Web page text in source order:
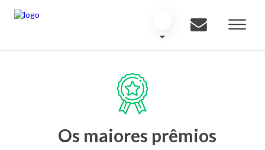
Os maiores prêmios